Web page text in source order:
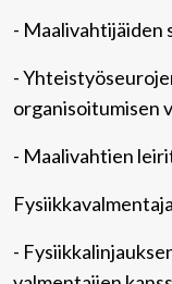
-
-
organisoitumisen
- Maalivahtien
Fysiikkavalmentaja
-